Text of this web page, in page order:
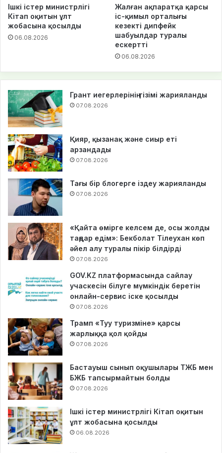
Ішкі істер министрлігі
Кітап оқитын ұлт
жобасына қосылды
06.08.2026
Жалған ақпаратқа қарсы
іс-қимыл орталығы
кезекті дипфейк
шабуылдар туралы
ескертті
06.08.2026
Грант иегерлерінің тізімі жарияланды
07.08.2026
Қияр, қызанақ және сиыр еті
арзандады
07.08.2026
Тағы бір блогерге іздеу жарияланды
07.08.2026
«Қайта өмірге келсем де, осы жолды
таңдар едім»: Бекболат Тілеухан көп
әйел алу туралы пікір білдірді
07.08.2026
GOV.KZ платформасында сайлау
учаскесін білуге мүмкіндік беретін
онлайн-сервис іске қосылды
07.08.2026
Трамп «Туу туризміне» қарсы
жарлыққа қол қойды
07.08.2026
Бастауыш сынып оқушылары ТЖБ мен
БЖБ тапсырмайтын болды
07.08.2026
Ішкі істер министрлігі Кітап оқитын
ұлт жобасына қосылды
06.08.2026